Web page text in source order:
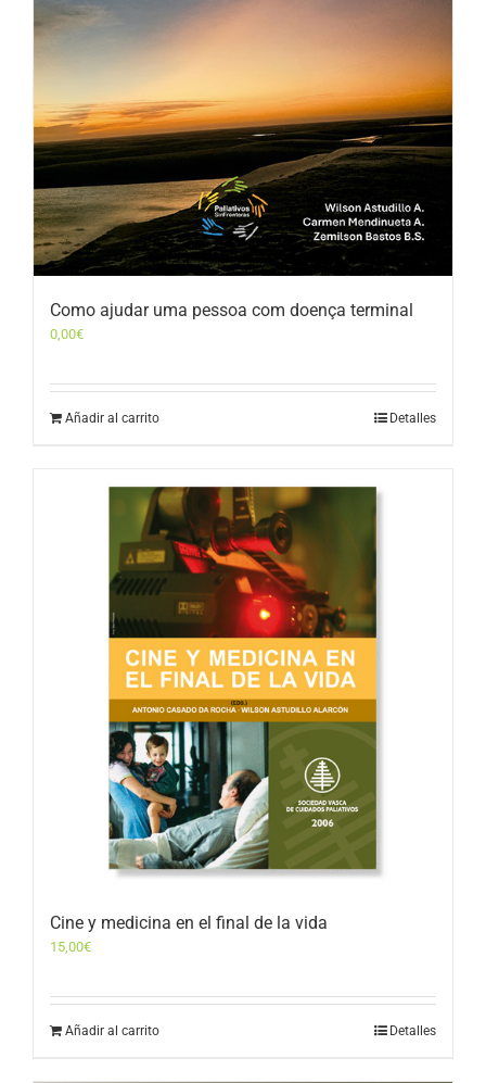
Como ajudar uma pessoa com doença terminal
0,00€
Añadir al carrito Detalles
Cine y medicina en el final de la vida
15,00€
Añadir al carrito Detalles